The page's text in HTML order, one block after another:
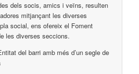
dels socis, amics i veïns, resulten
mitjançant les diverses
social, ens ofereix el Foment
les diverses seccions.
del barri amb més d’un segle de